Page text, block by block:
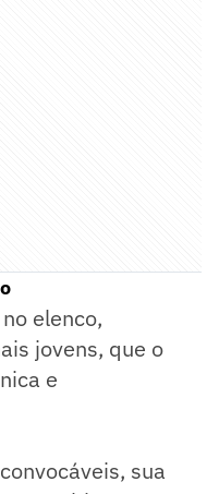
elenco,
jovens, que o
e
sua